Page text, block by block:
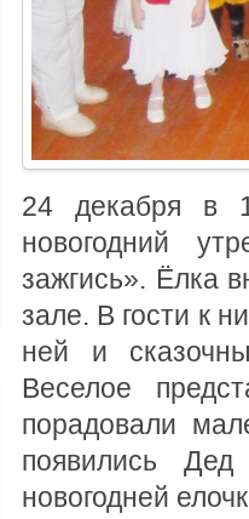
24 декабря в
новогодний
зажгись». Ёлка
зале. В гости к
ней и
Веселое
порадовали
появились
новогодней